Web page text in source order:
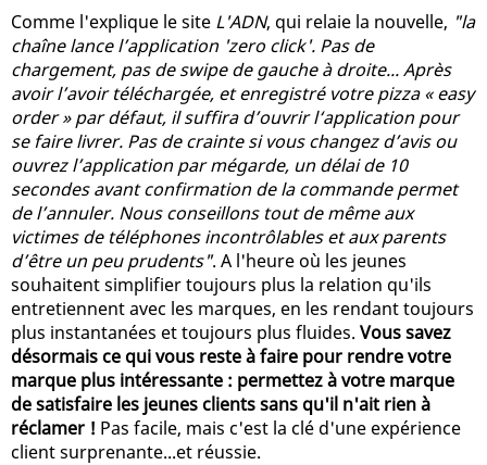
Comme l'explique le site L'ADN, qui relaie la nouvelle, "la
chaîne lance l’application 'zero click'. Pas de
chargement, pas de swipe de gauche à droite... Après
avoir l’avoir téléchargée, et enregistré votre pizza « easy
order » par défaut, il suffira d’ouvrir l‘application pour
se faire livrer. Pas de crainte si vous changez d’avis ou
ouvrez l’application par mégarde, un délai de 10
secondes avant confirmation de la commande permet
de l’annuler. Nous conseillons tout de même aux
victimes de téléphones incontrôlables et aux parents
d’être un peu prudents". A l'heure où les jeunes
souhaitent simplifier toujours plus la relation qu'ils
entretiennent avec les marques, en les rendant toujours
plus instantanées et toujours plus fluides. Vous savez
désormais ce qui vous reste à faire pour rendre votre
marque plus intéressante : permettez à votre marque
de satisfaire les jeunes clients sans qu'il n'ait rien à
réclamer ! Pas facile, mais c'est la clé d'une expérience
client surprenante...et réussie.